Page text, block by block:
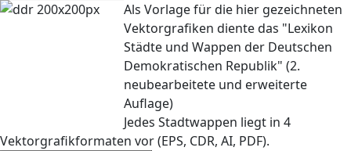
Als Vorlage für die hier gezeichneten
Vektorgrafiken diente das "Lexikon
Städte und Wappen der Deutschen
Demokratischen Republik" (2.
neubearbeitete und erweiterte
Auflage)
Jedes Stadtwappen liegt in 4
Vektorgrafikformaten vor (EPS, CDR, AI, PDF).